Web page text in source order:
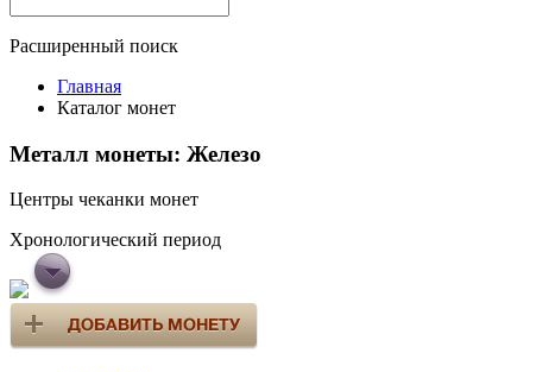
Расширенный поиск
Главная
Каталог монет
Металл монеты: Железо
Центры чеканки монет
Хронологический период